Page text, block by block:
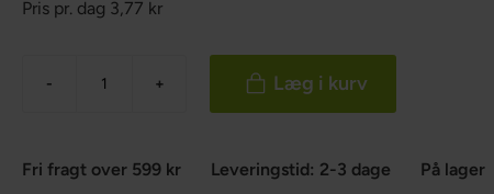
Pris pr. dag 3,77 kr
- + Læg i kurv
Fri fragt over 599 kr Leveringstid: 2-3 dage På lager